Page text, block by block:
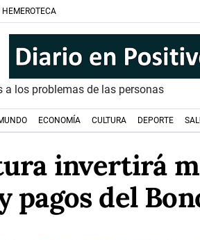
HEMEROTECA
a los problemas de las personas
ECONOMÍA CULTURA DEPORTE
invertirá
pagos del